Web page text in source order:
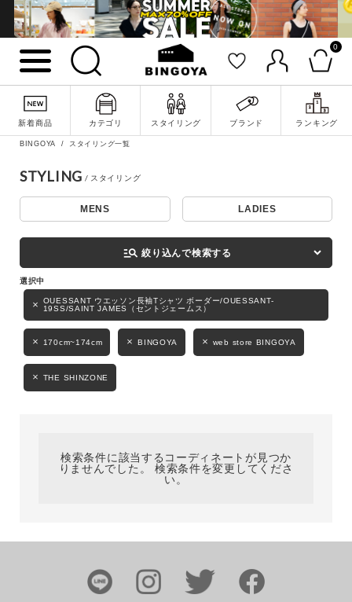
0
新着商品 カテゴリ スタイリング ブランド ランキング
詳細検索
キーワード
性別
BINGOYA スタイリング一覧
STYLING
MENS LADIES
manage_search 絞り込んで検索する
OUESSANT ウエッソン長袖Tシャツ ボーダー/OUESSANT-
19SS/SAINT JAMES（セントジェームス）
170cm~174cm BINGOYA web store BINGOYA
THE SHINZONE
検索条件に該当するコーディネートが見つか
りませんでした。 検索条件を変更してくださ
い。